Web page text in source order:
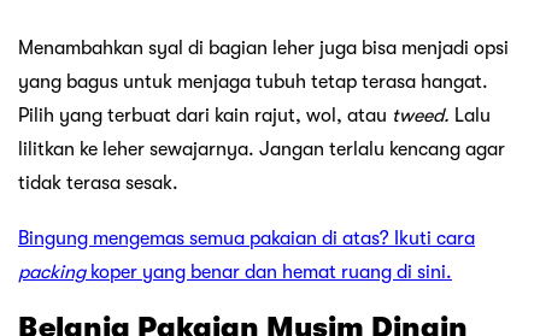
Menambahkan syal di bagian leher juga bisa menjadi opsi
yang bagus untuk menjaga tubuh tetap terasa hangat.
Pilih yang terbuat dari kain rajut, wol, atau tweed. Lalu
lilitkan ke leher sewajarnya. Jangan terlalu kencang agar
tidak terasa sesak.
Bingung mengemas semua pakaian di atas? Ikuti cara
packingkoper yang benar dan hemat ruang di sini.
Belanja Pakaian Musim Dingin